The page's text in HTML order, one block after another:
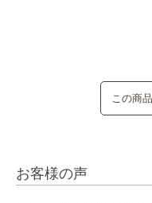
この商
お客様の声